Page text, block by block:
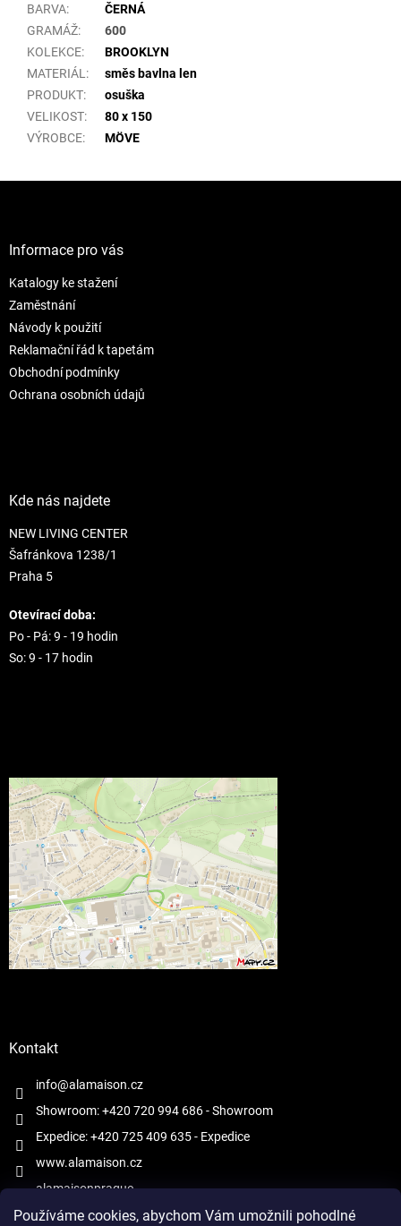
Používáme cookies, abychom Vám umožnili pohodlné
BARVA:
ČERNÁ
GRAMÁŽ:
600
KOLEKCE:
BROOKLYN
MATERIÁL :
směs bavlna len
PRODUKT:
osuška
VELIKOST:
80 x 150
VÝROBCE: MÖVE
Informace pro vás
Katalogy ke stažení
Zaměstnání
Návody k použití
Reklamační řád k tapetám
Obchodní podmínky
Ochrana osobních údajů
Kde nás najdete
NEW LIVING CENTER
Šafránkova 1238/1
Praha 5
Otevírací doba:
Po - Pá: 9 - 19 hodin
So: 9 - 17 hodin
Kontakt
info@alamaison.cz
Showroom: +420 720 994 686- Showroom
Expedice: +420 725 409 635- Expedice
www.alamaison.cz
alamaisonprague